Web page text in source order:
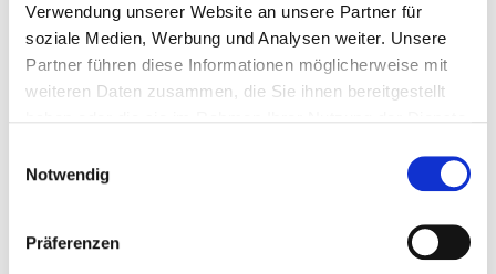
Verwendung unserer Website an unsere Partner für
soziale Medien, Werbung und Analysen weiter. Unsere
Partner führen diese Informationen möglicherweise mit
weiteren Daten zusammen, die Sie ihnen bereitgestellt
Notwendig
Präferenzen